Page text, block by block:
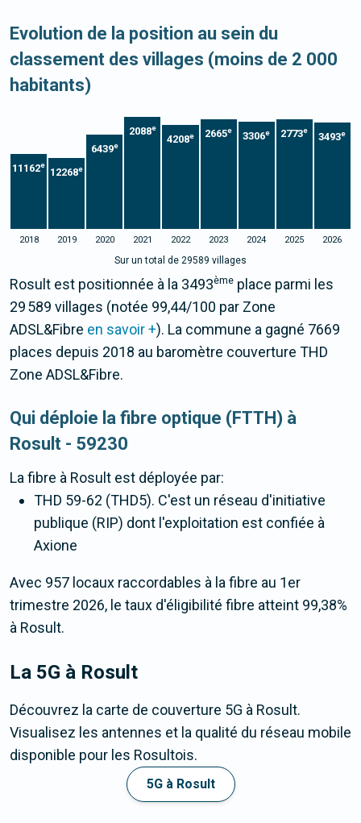
Evolution de la position au sein du
classement des villages (moins de 2 000
habitants)
11162e
12268e
6439e
2088e
4208e 2665e 3306e 2773e
3493e
2018 2019 2020 2021 2022 2023 2024 2025 2026
Sur un total de 29589 villages
Rosult est positionnée à la 3493ème place parmi les
29 589 villages (notée 99,44/100 par Zone
ADSL&Fibre en savoir +). La commune a gagné 7669
places depuis 2018 au baromètre couverture THD
Zone ADSL&Fibre.
Qui déploie la fibre optique (FTTH) à
Rosult - 59230
La fibre à Rosult est déployée par:
THD 59-62 (THD5). C'est un réseau d'initiative
publique (RIP) dont l'exploitation est confiée à
Axione
Avec 957 locaux raccordables à la fibre au 1er
trimestre 2026, le taux d'éligibilité fibre atteint 99,38%
à Rosult.
La 5G à Rosult
Découvrez la carte de couverture 5G à Rosult.
Visualisez les antennes et la qualité du réseau mobile
disponible pour les Rosultois.
5G à Rosult